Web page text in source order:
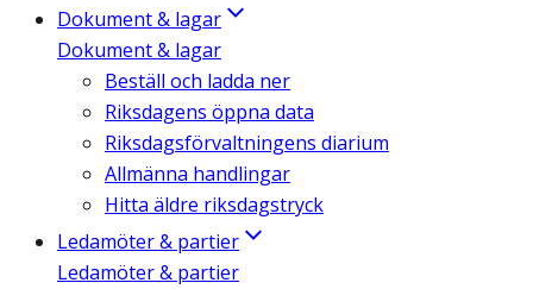
Dokument & lagar
Dokument & lagar
Beställ och ladda ner
Riksdagens öppna data
Riksdagsförvaltningens diarium
Allmänna handlingar
Hitta äldre riksdagstryck
Ledamöter & partier
Ledamöter & partier